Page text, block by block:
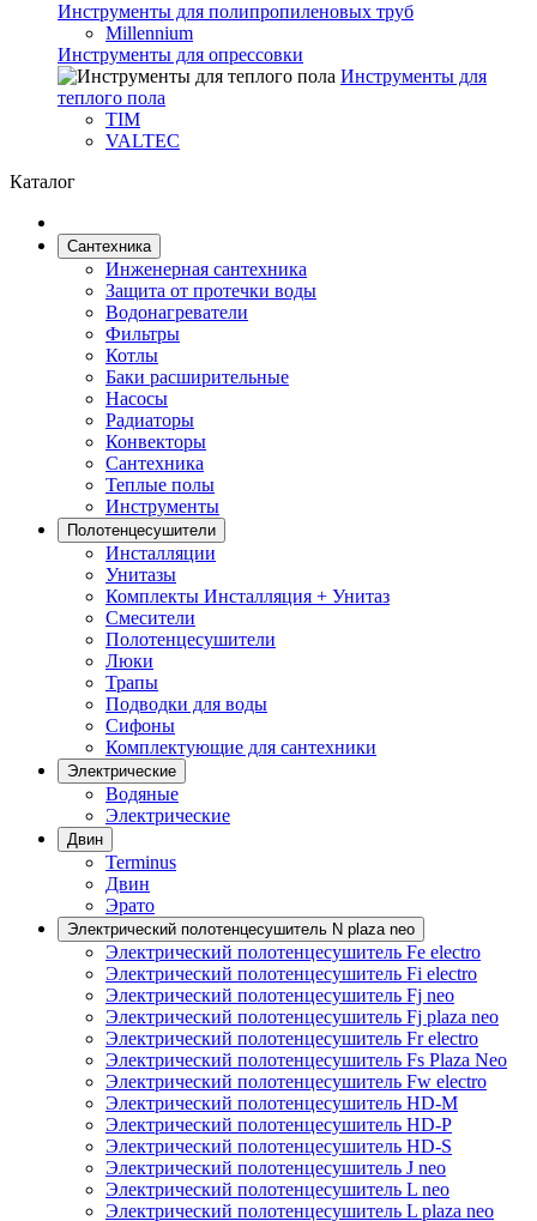
Инструменты для полипропиленовых труб
Millennium
Инструменты для опрессовки
Инструменты для
теплого пола
TIM
VALTEC
Каталог
Сантехника
Инженерная сантехника
Защита от протечки воды
Водонагреватели
Фильтры
Котлы
Баки расширительные
Насосы
Радиаторы
Конвекторы
Сантехника
Теплые полы
Инструменты
Полотенцесушители
Инсталляции
Унитазы
Комплекты Инсталляция + Унитаз
Смесители
Полотенцесушители
Люки
Трапы
Подводки для воды
Сифоны
Комплектующие для сантехники
Электрические
Водяные
Электрические
Двин
Terminus
Двин
Эрато
Электрический полотенцесушитель N plaza neo
Электрический полотенцесушитель Fe electro
Электрический полотенцесушитель Fi electro
Электрический полотенцесушитель Fj neo
Электрический полотенцесушитель Fj plaza neo
Электрический полотенцесушитель Fr electro
Электрический полотенцесушитель Fs Plaza Neo
Электрический полотенцесушитель Fw electro
Электрический полотенцесушитель HD-M
Электрический полотенцесушитель HD-P
Электрический полотенцесушитель HD-S
Электрический полотенцесушитель J neo
Электрический полотенцесушитель L neo
Электрический полотенцесушитель L plaza neo